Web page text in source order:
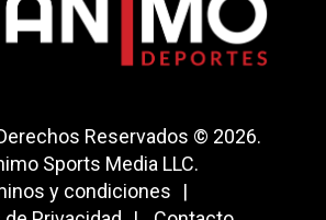
Reservados © 2026.
Sports Media LLC.
y condiciones